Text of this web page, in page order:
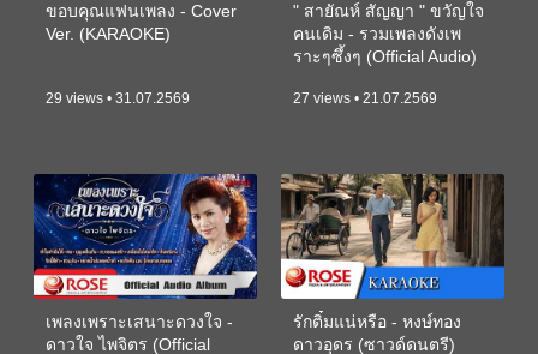
ขอบคุณแฟนเพลง - Cover
Ver. (KARAOKE)
29 views • 31.07.2569
" สายัณห์ สัญญา " ขวัญใจ
คนเดิม - รวมเพลงดังเพ
ราะๆซึ้งๆ (Official Audio)
27 views • 21.07.2569
เพลงเพราะเสนาะดวงใจ -
ดาวใจ ไพจิตร (Official
รักติ๋มแน่หรือ - หงษ์ทอง
ดาวอุดร (ซาวด์ดนตรี)